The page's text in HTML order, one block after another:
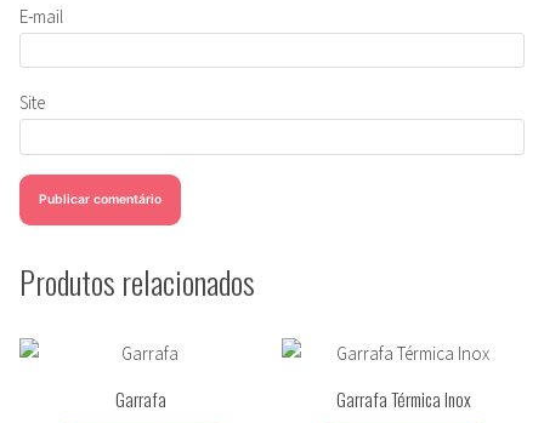
E-mail
Site
Produtos relacionados
Garrafa Garrafa Térmica Inox